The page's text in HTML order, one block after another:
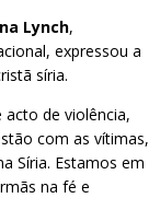
Lynch,
expressou a
síria.
de violência,
com as vítimas,
Síria. Estamos em
na fé e